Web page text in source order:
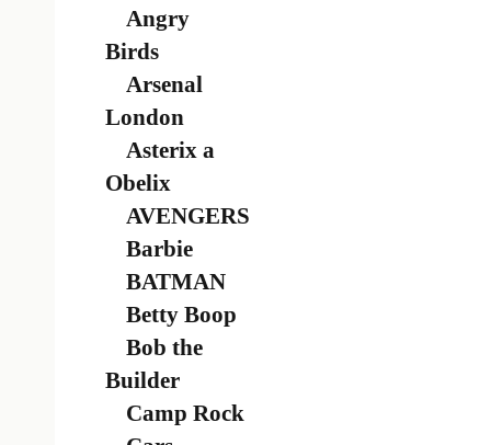
Angry
Birds
Arsenal
London
Asterix a
Obelix
AVENGERS
Barbie
BATMAN
Betty Boop
Bob the
Builder
Camp Rock